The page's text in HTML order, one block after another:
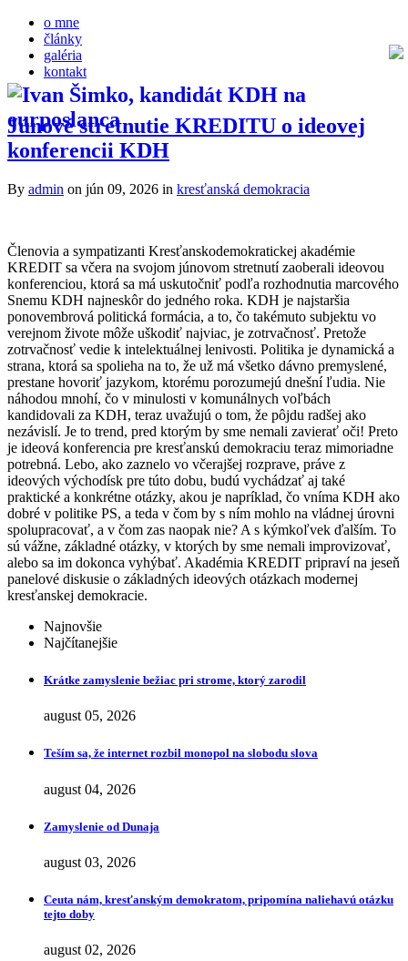
o mne
články
galéria
kontakt
Júnové stretnutie KREDITU o ideovej
konferencii KDH
By admin on jún 09, 2026 in kresťanská demokracia
Členovia a sympatizanti Kresťanskodemokratickej akadémie
KREDIT sa včera na svojom júnovom stretnutí zaoberali ideovou
konferenciou, ktorá sa má uskutočniť podľa rozhodnutia marcového
Snemu KDH najneskôr do jedného roka. KDH je najstaršia
ponovembrová politická formácia, a to, čo takémuto subjektu vo
verejnom živote môže uškodiť najviac, je zotrvačnosť. Pretože
zotrvačnosť vedie k intelektuálnej lenivosti. Politika je dynamická a
strana, ktorá sa spolieha na to, že už má všetko dávno premyslené,
prestane hovoriť jazykom, ktorému porozumejú dnešní ľudia. Nie
náhodou mnohí, čo v minulosti v komunálnych voľbách
kandidovali za KDH, teraz uvažujú o tom, že pôjdu radšej ako
nezávislí. Je to trend, pred ktorým by sme nemali zavierať oči! Preto
je ideová konferencia pre kresťanskú demokraciu teraz mimoriadne
potrebná. Lebo, ako zaznelo vo včerajšej rozprave, práve z
ideových východísk pre túto dobu, budú vychádzať aj také
praktické a konkrétne otázky, akou je napríklad, čo vníma KDH ako
dobré v politike PS, a teda v čom by s ním mohlo na vládnej úrovni
spolupracovať, a v čom zas naopak nie? A s kýmkoľvek ďalším. To
sú vážne, základné otázky, v ktorých by sme nemali improvizovať,
alebo sa im dokonca vyhýbať. Akadémia KREDIT pripraví na jeseň
panelové diskusie o základných ideových otázkach modernej
kresťanskej demokracie.
Najnovšie
Najčítanejšie
Krátke zamyslenie bežiac pri strome, ktorý zarodil
august 05, 2026
Teším sa, že internet rozbil monopol na slobodu slova
august 04, 2026
Zamyslenie od Dunaja
august 03, 2026
Ceuta nám, kresťanským demokratom, pripomína naliehavú otázku
tejto doby
august 02, 2026